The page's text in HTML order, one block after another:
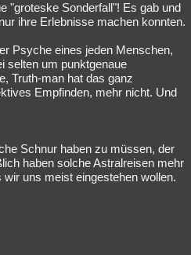
Gaming Filme
Allmystery
Alle Neue Geschlossen
"groteske Sonderfall"! Es gab und
ihre Erlebnisse machen konnten.
Psyche eines jeden Menschen,
selten um punktgenaue
Truth-man hat das ganz
Empfinden, mehr nicht. Und
Schnur haben zu müssen, der
haben solche Astralreisen mehr
uns meist eingestehen wollen.